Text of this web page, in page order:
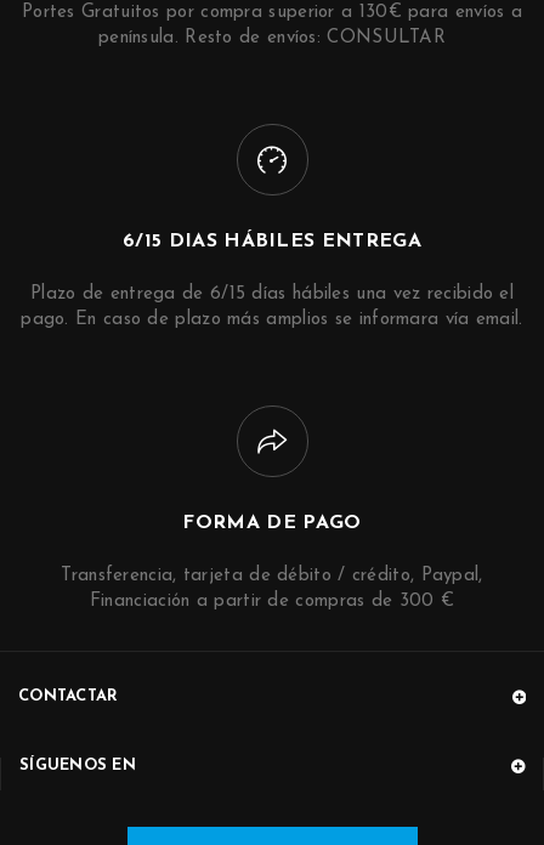
Portes Gratuitos por compra superior a 130€ para envíos a
península. Resto de envíos: CONSULTAR
6/15 DIAS HÁBILES ENTREGA
Plazo de entrega de 6/15 días hábiles una vez recibido el
pago. En caso de plazo más amplios se informara vía email.
FORMA DE PAGO
Transferencia, tarjeta de débito / crédito, Paypal,
Financiación a partir de compras de 300 €
CONTACTAR
SÍGUENOS EN